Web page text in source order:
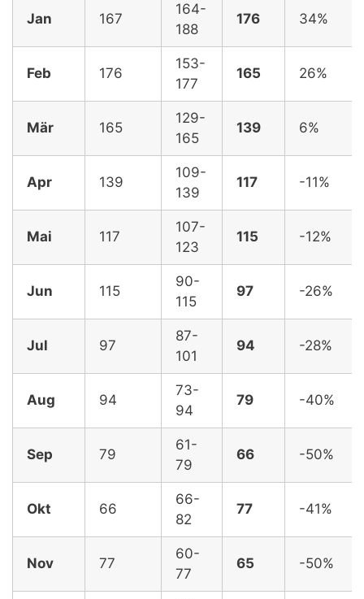
Jan 167
164-
188
176 34%
Feb 176
153-
177
165 26%
Mär 165
129-
165
139 6%
Apr 139
109-
139
117 -11%
Mai 117
107-
123
115 -12%
Jun 115
90-
115
97 -26%
Jul 97
87-
101
94 -28%
Aug 94
73-
94
79 -40%
Sep 79
61-
79
66 -50%
Okt 66
66-
82
77 -41%
Nov 77
60-
77
65 -50%